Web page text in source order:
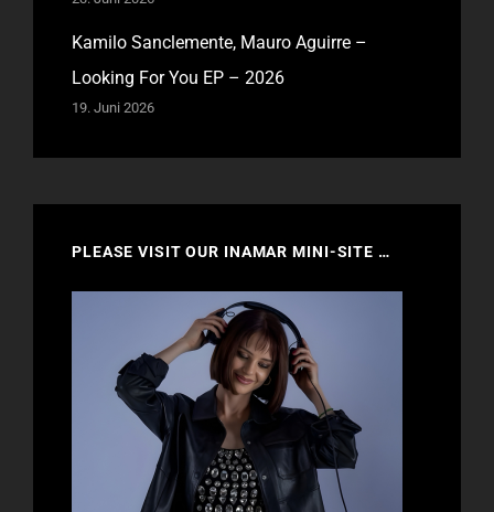
Kamilo Sanclemente, Mauro Aguirre –
Looking For You EP – 2026
19. Juni 2026
PLEASE VISIT OUR INAMAR MINI-SITE …